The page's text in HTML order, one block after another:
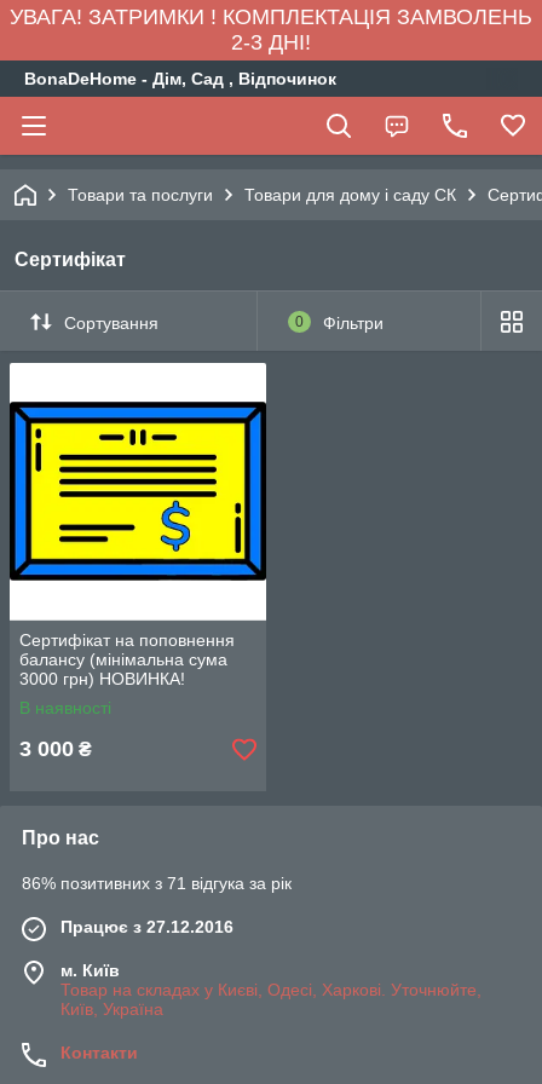
УВАГА! ЗАТРИМКИ ! КОМПЛЕКТАЦІЯ ЗАМВОЛЕНЬ
2-3 ДНІ!
BonaDeHome - Дім, Сад , Відпочинок
Товари та послуги Товари для дому і саду СК
Сертифікат
Сортування 0 Фільтри
Сертифікат на поповнення
балансу (мінімальна сума
3000 грн) НОВИНКА!
В наявності
3 000 ₴
Про нас
86% позитивних з 71 відгука за рік
Працює з 27.12.2016
м. Київ
Товар на складах у Києві, Одесі, Харкові. Уточнюйте,
Київ, Україна
Контакти